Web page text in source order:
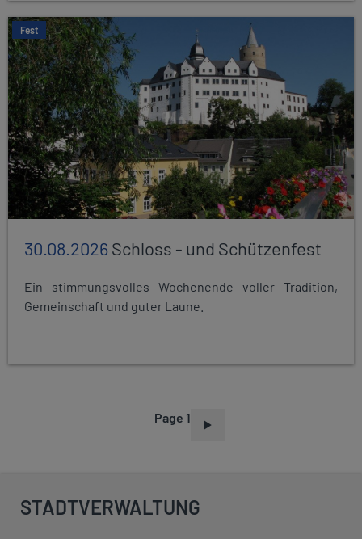
Fest
30.08.2026Schloss - und Schützenfest
Ein stimmungsvolles Wochenende voller Tradition,
Gemeinschaft und guter Laune.
Page 1
STADTVERWALTUNG